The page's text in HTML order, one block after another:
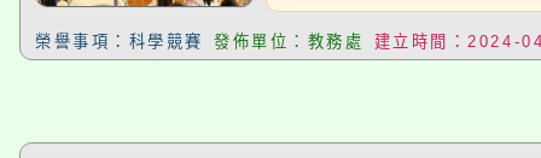
榮譽事項：科學競賽 發佈單位：教務處 建立時間：2024-